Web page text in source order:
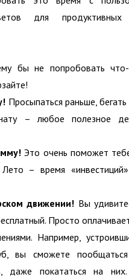
для
бы не попробовать
Просыпаться раньше,
– любое полезное
Это очень поможет
– время
движении! Вы
Просто
Например,
вы сможете
даже покататься на